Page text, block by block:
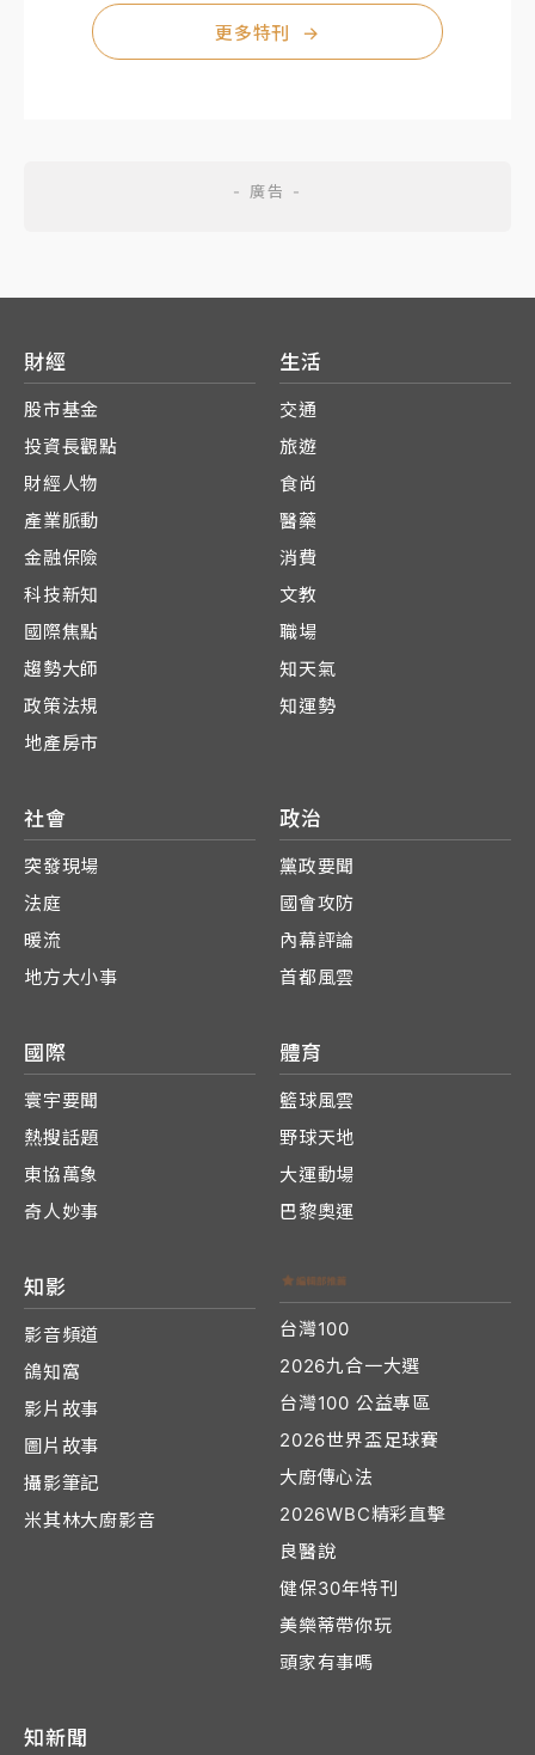
更多特刊 →
財經
股市基金
投資長觀點
財經人物
產業脈動
金融保險
科技新知
國際焦點
趨勢大師
政策法規
地產房市
生活
交通
旅遊
食尚
醫藥
消費
文教
職場
知天氣
知運勢
社會
突發現場
法庭
暖流
地方大小事
政治
黨政要聞
國會攻防
內幕評論
首都風雲
國際
寰宇要聞
熱搜話題
東協萬象
奇人妙事
體育
籃球風雲
野球天地
大運動場
巴黎奧運
知影
影音頻道
鴿知窩
影片故事
圖片故事
攝影筆記
米其林大廚影音
台灣100
2026九合一大選
台灣100 公益專區
2026世界盃足球賽
大廚傳心法
2026WBC精彩直擊
良醫說
健保30年特刊
美樂蒂帶你玩
頭家有事嗎
知新聞